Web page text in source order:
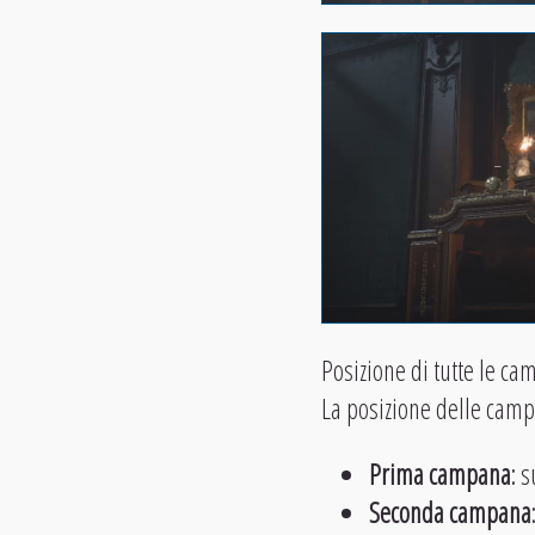
Posizione di tutte le
La posizione delle
Prima campana:
Seconda campana